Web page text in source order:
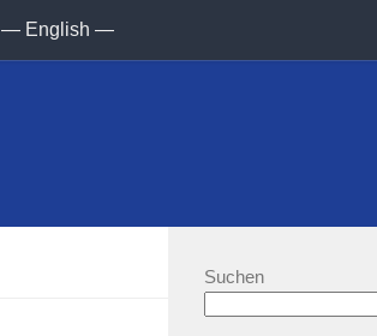
— English —
Suchen